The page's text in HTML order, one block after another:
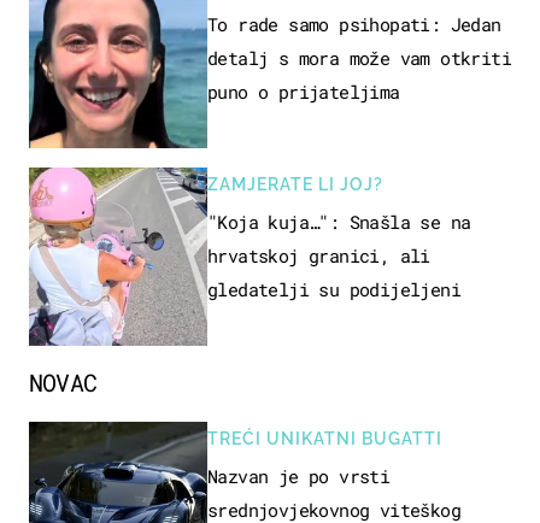
To rade samo psihopati: Jedan
detalj s mora može vam otkriti
puno o prijateljima
ZAMJERATE LI JOJ?
"Koja kuja…": Snašla se na
hrvatskoj granici, ali
gledatelji su podijeljeni
NOVAC
TREĆI UNIKATNI BUGATTI
Nazvan je po vrsti
srednjovjekovnog viteškog